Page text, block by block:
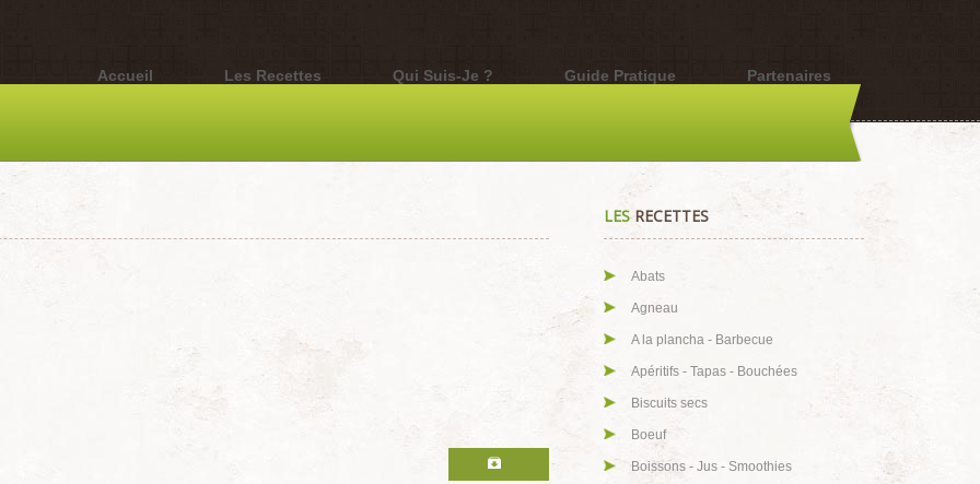
Accueil Les Recettes Qui Suis-Je ? Guide Pratique Partenaires
LESRECETTES
Abats
Agneau
A la plancha - Barbecue
Apéritifs - Tapas - Bouchées
Biscuits secs
Boeuf
Boissons - Jus - Smoothies